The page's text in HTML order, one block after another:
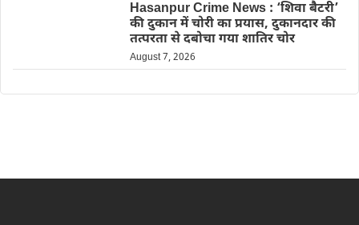
Hasanpur Crime News : ‘शिवा बैटरी’
की दुकान में चोरी का प्रयास, दुकानदार की
तत्परता से दबोचा गया शातिर चोर
August 7, 2026